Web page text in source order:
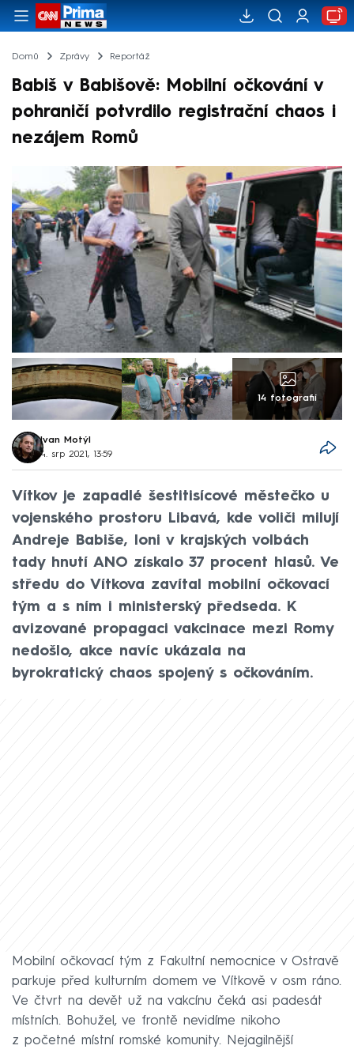
Domů Zprávy Reportáž
Babiš v Babišově: Mobilní očkování v
pohraničí potvrdilo registrační chaos i
nezájem Romů
14 fotografií
Ivan Motýl
4. srp 2021, 13:59
Vítkov je zapadlé šestitisícové městečko u
vojenského prostoru Libavá, kde voliči milují
Andreje Babiše, loni v krajských volbách
tady hnutí ANO získalo 37 procent hlasů. Ve
středu do Vítkova zavítal mobilní očkovací
tým a s ním i ministerský předseda. K
avizované propagaci vakcinace mezi Romy
nedošlo, akce navíc ukázala na
byrokratický chaos spojený s očkováním.
Mobilní očkovací tým z Fakultní nemocnice v Ostravě
parkuje před kulturním domem ve Vítkově v osm ráno.
Ve čtvrt na devět už na vakcínu čeká asi padesát
místních. Bohužel, ve frontě nevidíme nikoho
z početné místní romské komunity. Nejagilnější